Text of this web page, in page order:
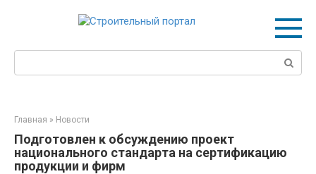
Поиск:
Главная » Новости
Подготовлен к обсуждению проект
национального стандарта на сертификацию
продукции и фирм